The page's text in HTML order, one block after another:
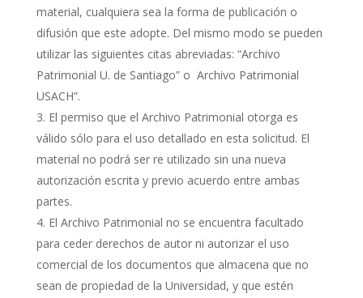
material, cualquiera sea la forma de publicación o
difusión que este adopte. Del mismo modo se pueden
utilizar las siguientes citas abreviadas: “Archivo
Patrimonial U. de Santiago” o Archivo Patrimonial
USACH”.
El permiso que el Archivo Patrimonial otorga es
válido sólo para el uso detallado en esta solicitud. El
material no podrá ser re utilizado sin una nueva
autorización escrita y previo acuerdo entre ambas
partes.
El Archivo Patrimonial no se encuentra facultado
para ceder derechos de autor ni autorizar el uso
comercial de los documentos que almacena que no
sean de propiedad de la Universidad, y que estén